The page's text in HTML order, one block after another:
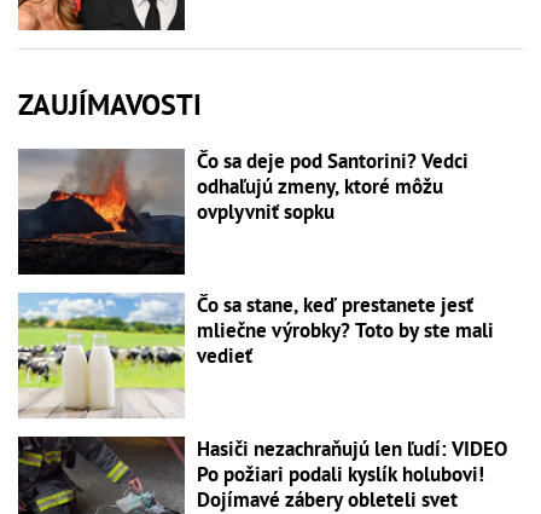
ZAUJÍMAVOSTI
Čo sa deje pod Santorini? Vedci
odhaľujú zmeny, ktoré môžu
ovplyvniť sopku
Čo sa stane, keď prestanete jesť
mliečne výrobky? Toto by ste mali
vedieť
Hasiči nezachraňujú len ľudí: VIDEO
Po požiari podali kyslík holubovi!
Dojímavé zábery obleteli svet